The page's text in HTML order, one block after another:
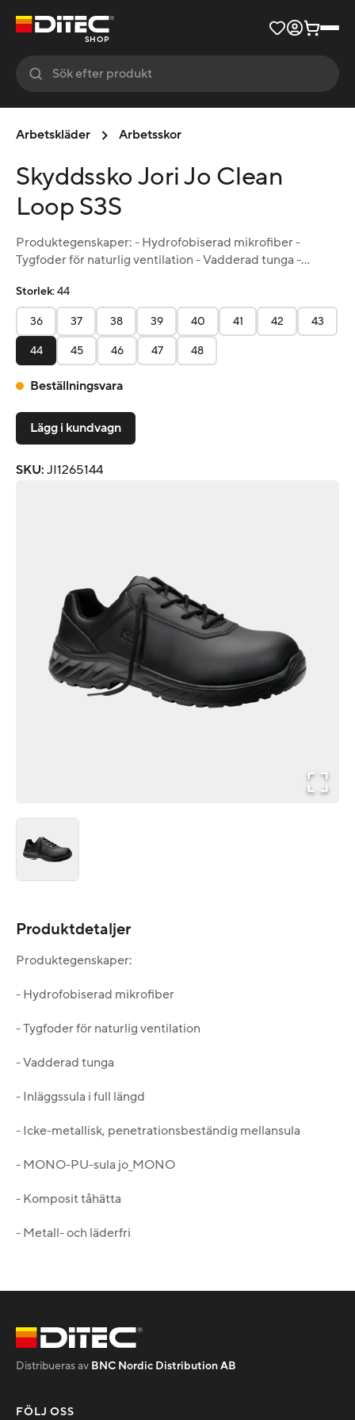
SHOP
Arbetskläder Arbetsskor
Skyddssko Jori Jo Clean
Loop S3S
Produktegenskaper: - Hydrofobiserad mikrofiber -
Tygfoder för naturlig ventilation - Vadderad tunga -
penetrationsbeständig mellansula - MONO-PU-sula
jo_MONO - Komposit tåhätta - Metall- och läderfri
Storlek:44
36 37 38 39 40 41 42 43
44 45 46 47 48
Beställningsvara
Lägg i kundvagn
SKU: JI1265144
Produktdetaljer
Produktegenskaper:
- Hydrofobiserad mikrofiber
- Tygfoder för naturlig ventilation
- Vadderad tunga
- Inläggssula i full längd
- Icke-metallisk, penetrationsbeständig mellansula
- MONO-PU-sula jo_MONO
- Komposit tåhätta
- Metall- och läderfri
Distribueras av BNC Nordic Distribution AB
FÖLJ OSS